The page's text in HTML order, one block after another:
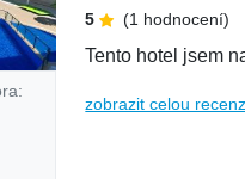
5
(1 hodnocení)
Tento hotel jsem
zobrazit celou